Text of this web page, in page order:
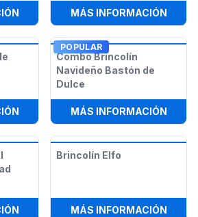
: BRINCOLÍN NAVIDEÑO
MÁS INFORMACIÓN:
: BRINCOLÍN MUÑECO DE NIEVE
POPULAR
Combo Brincolín
Navideño Bastón de
Dulce
MÁS INFORMACIÓN:
: TOBOGÁN SECO DUAL SANTA
Brincolín Elfo
MÁS INFORMACIÓN: